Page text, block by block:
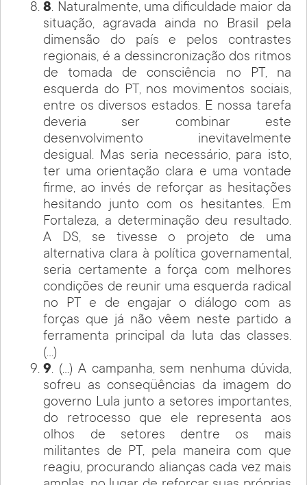
8. Naturalmente, uma dificuldade maior da
situação, agravada ainda no Brasil pela
dimensão do país e pelos contrastes
regionais, é a dessincronização dos ritmos
de tomada de consciência no PT, na
esquerda do PT, nos movimentos sociais,
entre os diversos estados. E nossa tarefa
deveria ser combinar este
desenvolvimento inevitavelmente
desigual. Mas seria necessário, para isto,
ter uma orientação clara e uma vontade
firme, ao invés de reforçar as hesitações
hesitando junto com os hesitantes. Em
Fortaleza, a determinação deu resultado.
A DS, se tivesse o projeto de uma
alternativa clara à política governamental,
seria certamente a força com melhores
condições de reunir uma esquerda radical
no PT e de engajar o diálogo com as
forças que já não vêem neste partido a
ferramenta principal da luta das classes.
(…)
9. (…) A campanha, sem nenhuma dúvida,
sofreu as conseqüências da imagem do
governo Lula junto a setores importantes,
do retrocesso que ele representa aos
olhos de setores dentre os mais
militantes de PT, pela maneira com que
reagiu, procurando alianças cada vez mais